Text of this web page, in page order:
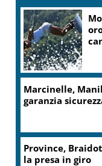
Marcinelle,
garanzia
Province,
la presa in giro